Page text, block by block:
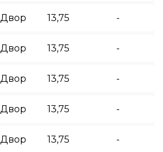
Двор 13,75 -
Двор 13,75 -
Двор 13,75 -
Двор 13,75 -
Двор 13,75 -